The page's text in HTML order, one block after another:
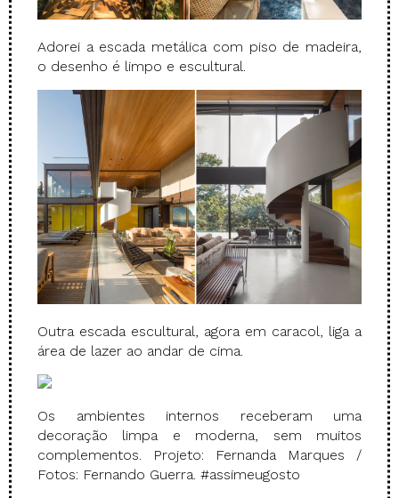
Adorei a escada metálica com piso de madeira,
o desenho é limpo e escultural.
Outra escada escultural, agora em caracol, liga a
área de lazer ao andar de cima.
Os ambientes internos receberam uma
decoração limpa e moderna, sem muitos
complementos. Projeto: Fernanda Marques /
Fotos: Fernando Guerra. #assimeugosto